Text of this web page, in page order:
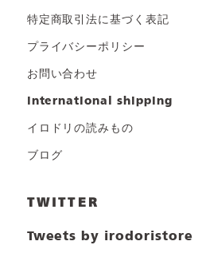
特定商取引法に基づく表記
プライバシーポリシー
お問い合わせ
international shipping
イロドリの読みもの
ブログ
TWITTER
Tweets by irodoristore